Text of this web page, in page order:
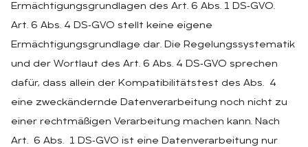
Ermächtigungsgrundlagen des Art. 6 Abs. 1 DS‑GVO.
Art. 6 Abs. 4 DS‑GVO stellt keine eigene
Ermächtigungsgrundlage dar. Die Regelungssystematik
und der Wortlaut des Art. 6 Abs. 4 DS‑GVO sprechen
dafür, dass allein der Kompatibilitätstest des Abs. 4
eine zweckändernde Datenverarbeitung noch nicht zu
einer rechtmäßigen Verarbeitung machen kann. Nach
Art. 6 Abs. 1 DS‑GVO ist eine Datenverarbeitung nur